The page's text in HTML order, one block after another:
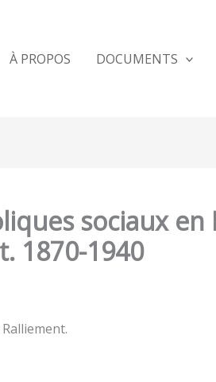
À PROPOS DOCUMENTS
sociaux en
1870-1940